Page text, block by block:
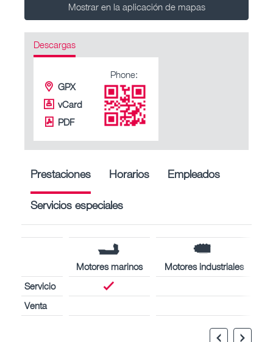
Mostrar en la aplicación de mapas
Descargas
GPX
vCard
PDF
Phone:
Prestaciones Horarios Empleados
Servicios especiales
Motores marinos
Motores industriales
Servicio
Venta